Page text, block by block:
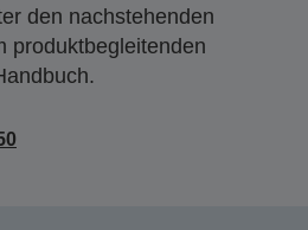
den nachstehenden
produktbegleitenden